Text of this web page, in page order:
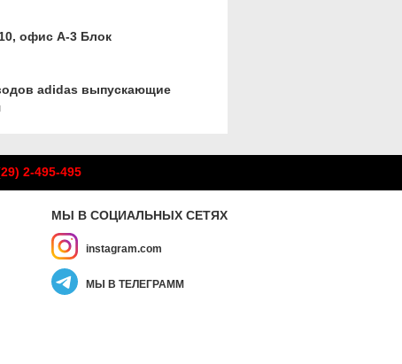
офис А-3 Блок
adidas выпускающие
2-495-495
МЫ В СОЦИАЛЬНЫХ СЕТЯХ
instagram.com
МЫ В ТЕЛЕГРАММ